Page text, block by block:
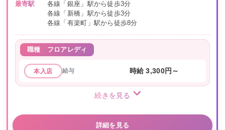
最寄駅
各線「銀座」駅から徒歩3分
各線「新橋」駅から徒歩3分
各線「有楽町」駅から徒歩8分
職種 フロアレディ
本入店 給与 時給 3,300円～
続きを見る
詳細を見る